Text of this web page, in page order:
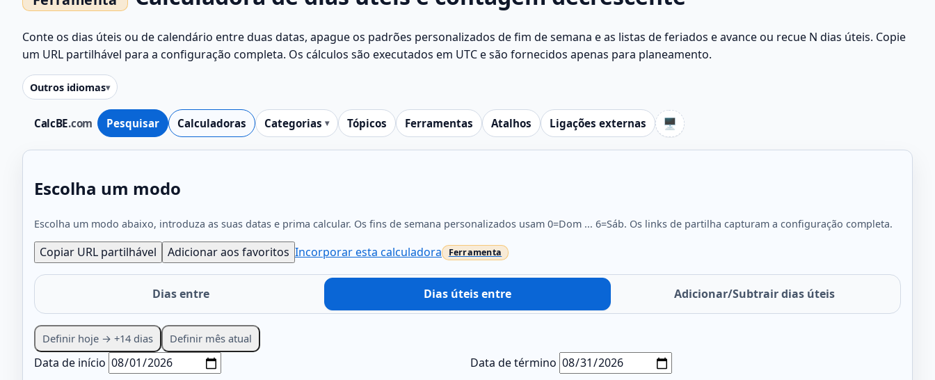
CalcBE.com Pesquisar Calculadoras Categorias Tópicos Ferramentas Atalhos Ligações externas 🖥️
Conte os dias úteis ou de calendário entre duas datas, apague os padrões personalizados de fim de semana e as listas de feriados e avance ou recue N dias úteis. Copie
um URL partilhável para a configuração completa. Os cálculos são executados em UTC e são fornecidos apenas para planeamento.
Outros idiomas
Escolha um modo
Escolha um modo abaixo, introduza as suas datas e prima calcular. Os fins de semana personalizados usam 0=Dom ... 6=Sáb. Os links de partilha capturam a configuração completa.
Copiar URL partilhável Adicionar aos favoritos Incorporar esta calculadora
Dias entre Dias úteis entre Adicionar/Subtrair dias úteis
Definir hoje → +14 dias Definir mês atual
Data de início
Data de término